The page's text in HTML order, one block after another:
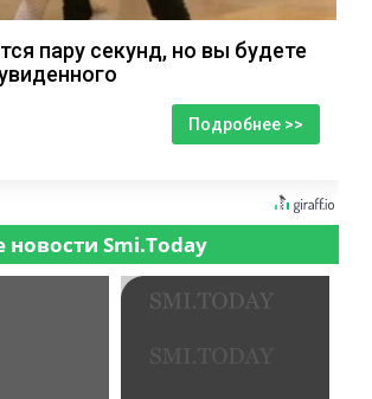
пару секунд, но вы будете
Подробнее >>